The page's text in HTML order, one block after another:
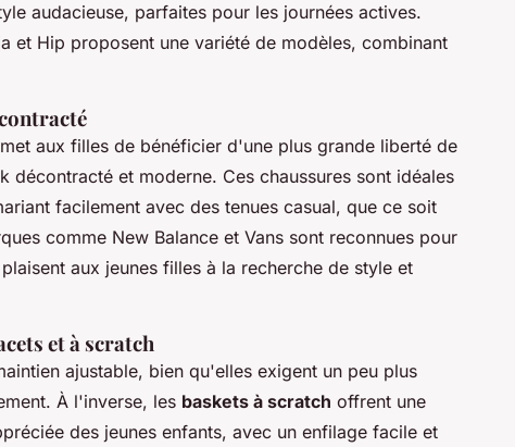
audacieuse, parfaites pour les journées actives.
et Hip proposent une variété de modèles, combinant
aux filles de bénéficier d'une plus grande liberté de
décontracté et moderne. Ces chaussures sont idéales
facilement avec des tenues casual, que ce soit
comme New Balance et Vans sont reconnues pour
aux jeunes filles à la recherche de style et
et à scratch
ajustable, bien qu'elles exigent un peu plus
À l'inverse, les baskets à scratch offrent une
des jeunes enfants, avec un enfilage facile et